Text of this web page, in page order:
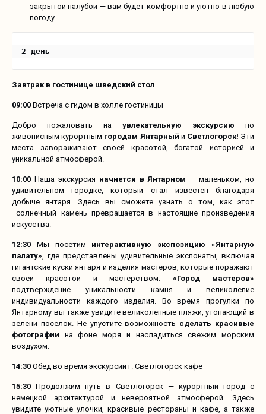
закрытой палубой — вам будет комфортно и уютно в любую
погоду.
2 день
Завтрак в гостинице шведский стол
09:00 Встреча с гидом в холле гостиницы
Добро пожаловать на увлекательную экскурсию по
живописным курортным городам Янтарный и Светлогорск! Эти
места завораживают своей красотой, богатой историей и
уникальной атмосферой.
10:00 Наша экскурсия начнется в Янтарном — маленьком, но
удивительном городке, который стал известен благодаря
добыче янтаря. Здесь вы сможете узнать о том, как этот
солнечный камень превращается в настоящие произведения
искусства.
12:30 Мы посетим интерактивную экспозицию «Янтарную
палату» , где представлены удивительные экспонаты, включая
гигантские куски янтаря и изделия мастеров, которые поражают
своей красотой и мастерством. «Город мастеров»
подтверждение уникальности камня и великолепие
индивидуальности каждого изделия. Во время прогулки по
Янтарному вы также увидите великолепные пляжи, утопающий в
зелени поселок. Не упустите возможность сделать красивые
фотографии на фоне моря и насладиться свежим морским
воздухом.
14:30 Обед во время экскурсии г. Светлогорск кафе
15:30Продолжим путь в Светлогорск — курортный город с
немецкой архитектурой и невероятной атмосферой. Здесь
увидите уютные улочки, красивые рестораны и кафе, а также